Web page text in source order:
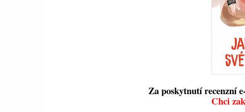
Za poskytnutí recenzní
Chci